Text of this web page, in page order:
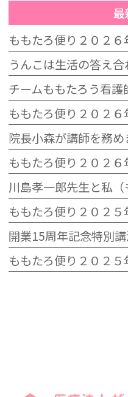
最
ももたろ便り２０２６
うんこは生活の答え合
チームももたろう看護
ももたろ便り２０２６
院長小森が講師を務め
ももたろ便り２０２
ももたろ便り２０２５
開業15周年記念特別
ももたろ便り２０２５